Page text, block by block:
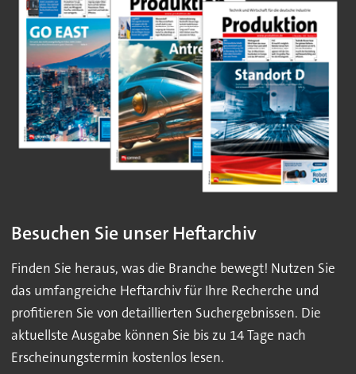
Besuchen Sie unser Heftarchiv
Finden Sie heraus, was die Branche bewegt! Nutzen Sie
das umfangreiche Heftarchiv für Ihre Recherche und
profitieren Sie von detaillierten Suchergebnissen. Die
aktuellste Ausgabe können Sie bis zu 14 Tage nach
Erscheinungstermin kostenlos lesen.